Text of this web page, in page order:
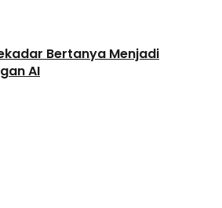
Bertanya Menjadi
AI